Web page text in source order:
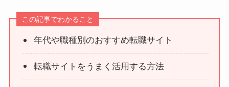
この記事でわかること
年代や職種別のおすすめ転職サイト
転職サイトをうまく活用する方法